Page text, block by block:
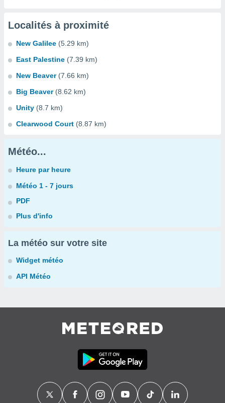
Localités à proximité
New Galilee (5.29 km)
East Palestine (7.39 km)
New Beaver (7.66 km)
Big Beaver (8.62 km)
Unity (8.7 km)
Clearwood Court (8.87 km)
Météo...
Heure par heure
Météo 1 - 7 jours
PDF
Plus d'info
La météo sur votre site
Widget météo
API Météo